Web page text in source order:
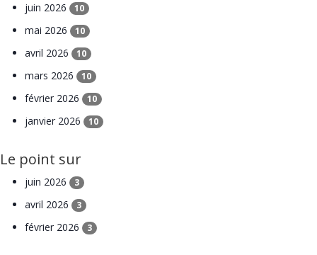
juin 2026 10
mai 2026 10
avril 2026 10
mars 2026 10
février 2026 10
janvier 2026 10
Le point sur
juin 2026 3
avril 2026 3
février 2026 3